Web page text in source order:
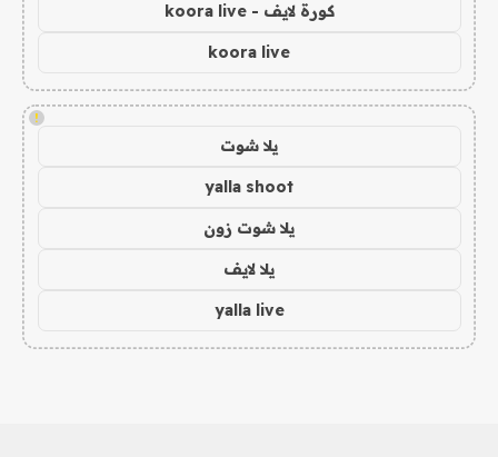
كورة لايف - koora live
koora live
!
يلا شوت
yalla shoot
يلا شوت زون
يلا لايف
yalla live